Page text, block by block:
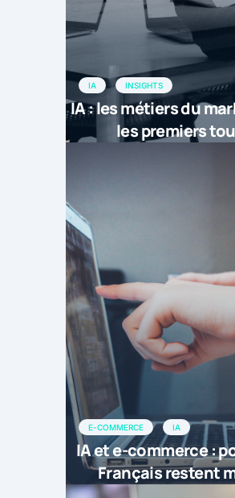
IA INSIGHTS
IA : les métiers du
les premiers
E-COMMERCE IA
IA et e-commerce :
Français restent